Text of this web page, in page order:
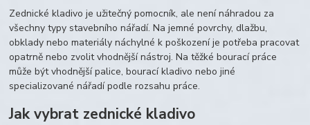
Zednické kladivo je užitečný pomocník, ale není náhradou za
všechny typy stavebního nářadí. Na jemné povrchy, dlažbu,
obklady nebo materiály náchylné k poškození je potřeba pracovat
opatrně nebo zvolit vhodnější nástroj. Na těžké bourací práce
může být vhodnější palice, bourací kladivo nebo jiné
specializované nářadí podle rozsahu práce.
Jak vybrat zednické kladivo